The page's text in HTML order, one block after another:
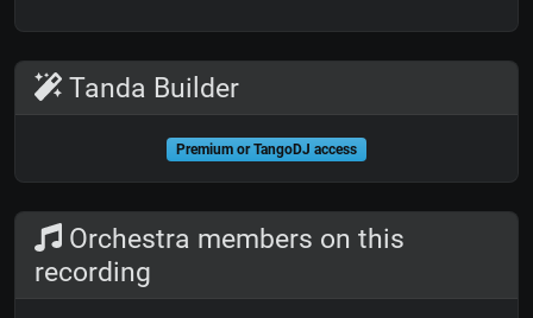
Tanda Builder
Premium or TangoDJ access
Orchestra members on this
recording